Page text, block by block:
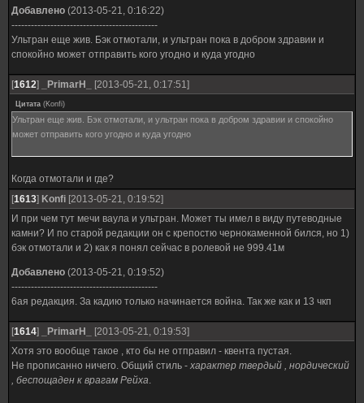
Добавлено (2013-05-21, 0:16:22)
---------------------------------------------
Ультран еще жив. Бэк отмотали, и ультран пока в добром здравии и
спокойно может отправить кого угодно и куда угодно
[1612] _PrimarH_ [2013-05-21, 0:17:51]
Цитата (Konfi)
Ультран еще жив. Бэк отмотали, и ультран пока в добром здравии и спокойно
может отправить кого угодно и куда угодно
Когда отмотали и где?
[1613] Konfi [2013-05-21, 0:19:52]
И при чем тут мечи ваула и ультран. Может ты имел в виду путеводные
камни? И по старой редакции он с крепостю чернокаменной бился, но 1)
бэк отмотали и 2) как я понял сейчас в ролевой не 999.41м
Добавлено (2013-05-21, 0:19:52)
---------------------------------------------
6ая редакция. За кадию только начинается война. Так же как и 13 чкп
[1614] _PrimarH_
[2013-05-21, 0:19:53]
Хотя это вообще такое , кто бы не отправил - квента пустая.
Не прописанно ничего. Общий стиль - характер твердый , нордический
, беспощаден к врагам Рейха.